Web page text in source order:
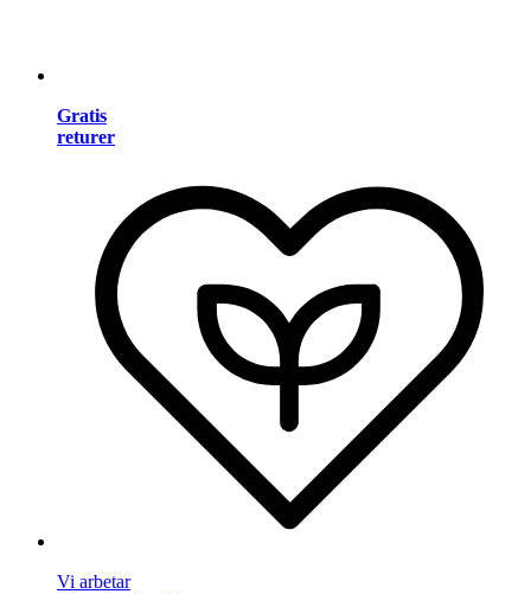
Gratis
returer
Vi arbetar